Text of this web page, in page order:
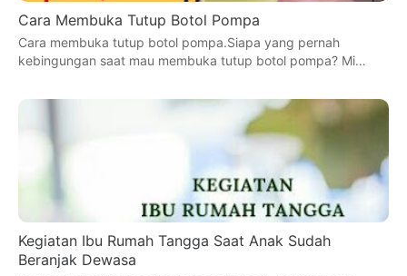
Cara Membuka Tutup Botol Pompa
Cara membuka tutup botol pompa.Siapa yang pernah
kebingungan saat mau membuka tutup botol pompa? Mi…
Kegiatan Ibu Rumah Tangga Saat Anak Sudah
Beranjak Dewasa